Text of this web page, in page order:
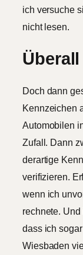
ich versuche
nicht lesen.
Doch dann
Kennzeichen
Automobilen
Zufall. Dann
derartige
verifizieren.
wenn ich
rechnete.
dass ich
Wiesbaden